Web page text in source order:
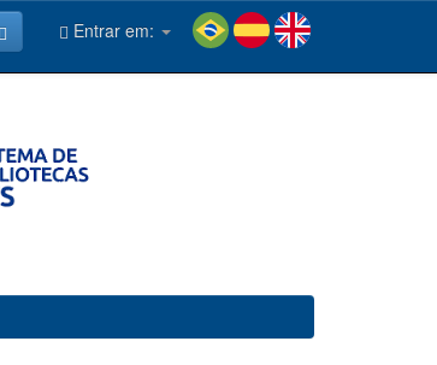
Entrar em: